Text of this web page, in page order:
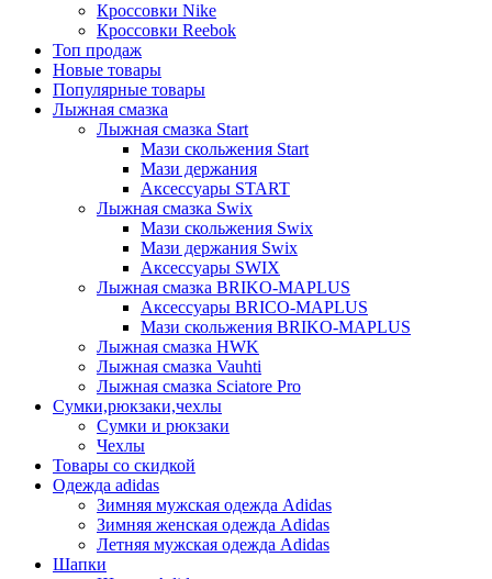
Кроссовки Nike
Кроссовки Reebok
Топ продаж
Новые товары
Популярные товары
Лыжная смазка
Лыжная смазка Start
Мази скольжения Start
Мази держания
Аксессуары START
Лыжная смазка Swix
Мази скольжения Swix
Мази держания Swix
Аксессуары SWIX
Лыжная смазка BRIKO-MAPLUS
Аксессуары BRICO-MAPLUS
Мази скольжения BRIKO-MAPLUS
Лыжная смазка HWK
Лыжная смазка Vauhti
Лыжная смазка Sciatore Pro
Сумки,рюкзаки,чехлы
Сумки и рюкзаки
Чехлы
Товары со скидкой
Одежда adidas
Зимняя мужская одежда Adidas
Зимняя женская одежда Adidas
Летняя мужская одежда Adidas
Шапки